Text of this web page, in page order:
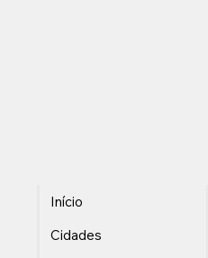
Início
Cidades